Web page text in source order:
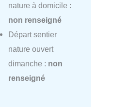
nature à domicile :
non renseigné
Départ sentier
nature ouvert
dimanche : non
renseigné